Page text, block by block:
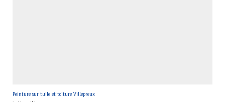
Peinture sur tuile et toiture Villepreux